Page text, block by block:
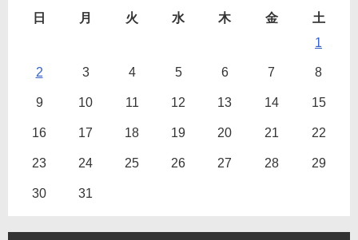
日 月 火 水 木 金
土
1
2 3 4 5 6 7 8
9 10 11 12 13 14 15
16 17 18 19 20 21 22
23 24 25 26 27 28 29
30 31